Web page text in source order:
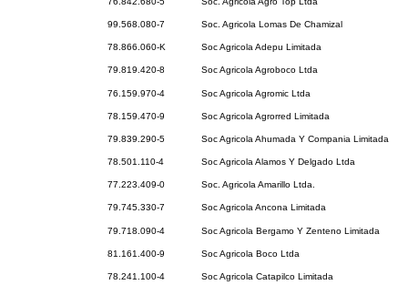
99.568.080-7 Soc. Agricola Lomas De Chamizal
78.866.060-K Soc Agricola Adepu Limitada
79.819.420-8 Soc Agricola Agroboco Ltda
76.159.970-4 Soc Agricola Agromic Ltda
78.159.470-9 Soc Agricola Agrorred Limitada
79.839.290-5 Soc Agricola Ahumada Y Compania Limitada
78.501.110-4 Soc Agricola Alamos Y Delgado Ltda
77.223.409-0 Soc. Agricola Amarillo Ltda.
79.745.330-7 Soc Agricola Ancona Limitada
79.718.090-4 Soc Agricola Bergamo Y Zenteno Limitada
81.161.400-9 Soc Agricola Boco Ltda
78.241.100-4 Soc Agricola Catapilco Limitada